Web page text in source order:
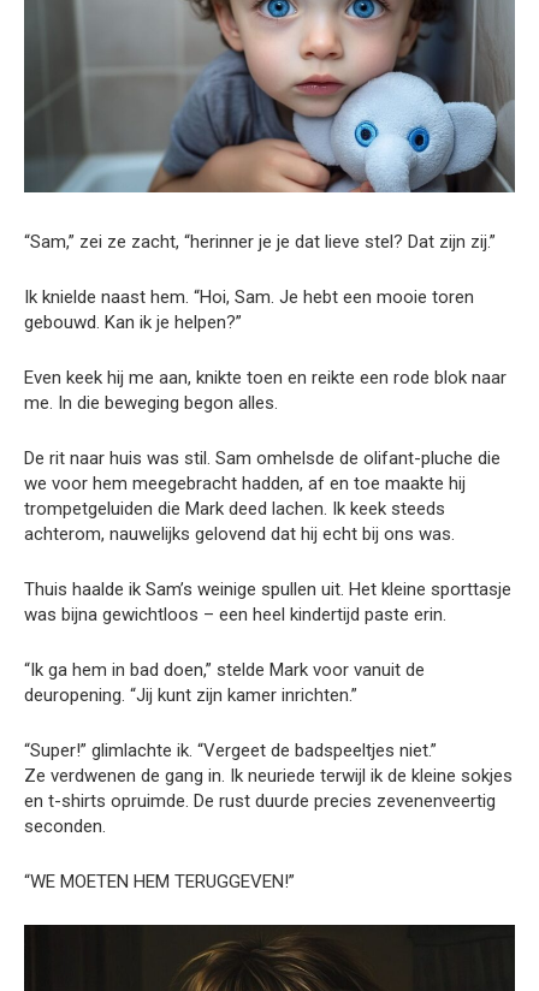
“Sam,” zei ze zacht, “herinner je je dat lieve stel? Dat zijn zij.”
Ik knielde naast hem. “Hoi, Sam. Je hebt een mooie toren
gebouwd. Kan ik je helpen?”
Even keek hij me aan, knikte toen en reikte een rode blok naar
me. In die beweging begon alles.
De rit naar huis was stil. Sam omhelsde de olifant-pluche die
we voor hem meegebracht hadden, af en toe maakte hij
trompetgeluiden die Mark deed lachen. Ik keek steeds
achterom, nauwelijks gelovend dat hij echt bij ons was.
Thuis haalde ik Sam’s weinige spullen uit. Het kleine sporttasje
was bijna gewichtloos – een heel kindertijd paste erin.
“Ik ga hem in bad doen,” stelde Mark voor vanuit de
deuropening. “Jij kunt zijn kamer inrichten.”
“Super!” glimlachte ik. “Vergeet de badspeeltjes niet.”
Ze verdwenen de gang in. Ik neuriede terwijl ik de kleine sokjes
en t-shirts opruimde. De rust duurde precies zevenenveertig
seconden.
“WE MOETEN HEM TERUGGEVEN!”